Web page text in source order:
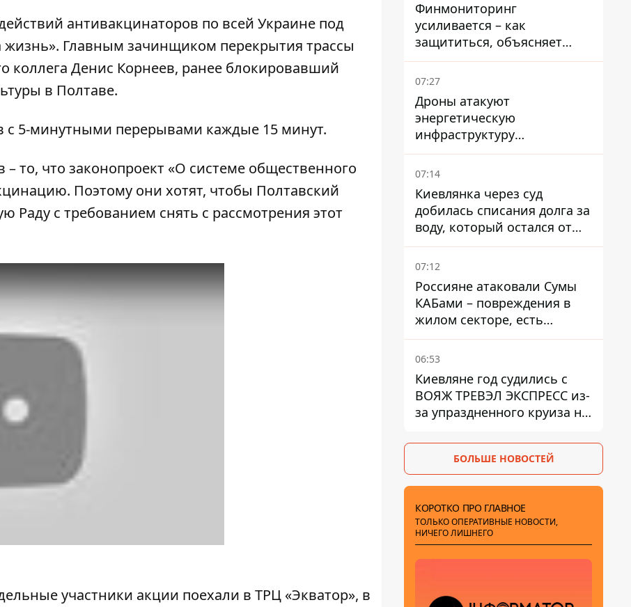
антивакцинаторов по всей Украине под
Главным зачинщиком перекрытия трассы
коллега Денис Корнеев, ранее блокировавший
в Полтаве.
с 5-минутными перерывами каждые 15 минут.
то, что законопроект «О системе общественного
Поэтому они хотят, чтобы Полтавский
Раду с требованием снять с рассмотрения этот
участники акции поехали в ТРЦ «Экватор», в
Финмониторинг
усиливается – как
защититься, объясняет
адвокат.
07:27
Дроны атакуют
энергетическую
инфраструктуру
оккупированной Макеевки
в Донецкой области
07:14
Киевлянка через суд
добилась списания долга за
воду, который остался от
умершей матери
07:12
Россияне атаковали Сумы
КАБами – повреждения в
жилом секторе, есть
пострадавшие
06:53
Киевляне год судились с
ВОЯЖ ТРЕВЭЛ ЭКСПРЕСС из-
за упраздненного круиза на
суд
БОЛЬШЕ НОВОСТЕЙ
КОРОТКО ПРО ГЛАВНОЕ
ТОЛЬКО ОПЕРАТИВНЫЕ НОВОСТИ,
НИЧЕГО ЛИШНЕГО